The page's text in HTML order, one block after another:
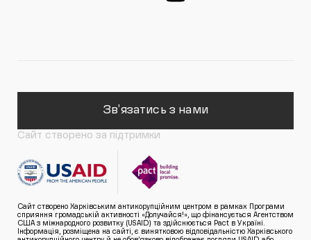
Зв'язатись з нами
Сайт створено за підтримки
Сайт створено Харківським антикорупційним центром в рамках Програми
сприяння громадській активності «Долучайся!», що фінансується Агентством
США з міжнародного розвитку (USAID) та здійснюється Pact в Україні.
Інформація, розміщена на сайті, є винятковою відповідальністю Харківського